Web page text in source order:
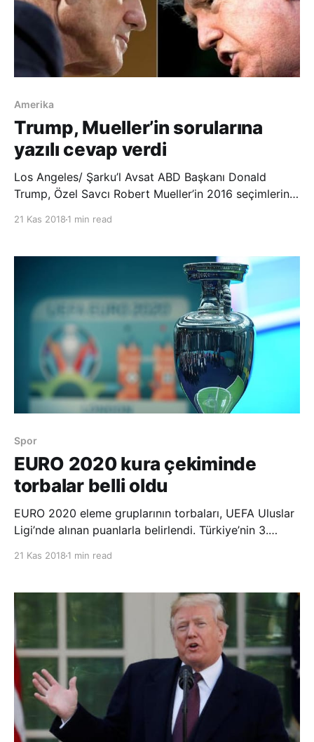
Amerika
Trump, Mueller’in sorularına
yazılı cevap verdi
Los Angeles/ Şarku’l Avsat ABD Başkanı Donald
Trump, Özel Savcı Robert Mueller’in 2016 seçimlerine
soruşturma açısından önemli bir adım.
21 Kas 2018 1 min read
Spor
EURO 2020 kura çekiminde
torbalar belli oldu
EURO 2020 eleme gruplarının torbaları, UEFA Uluslar
Ligi’nde alınan puanlarla belirlendi. Türkiye’nin 3.
21 Kas 2018 1 min read